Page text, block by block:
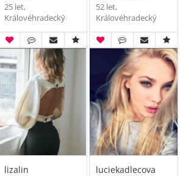
25 let,
Královéhradecký
52 let,
Královéhradecký
lizalin luciekadlecova